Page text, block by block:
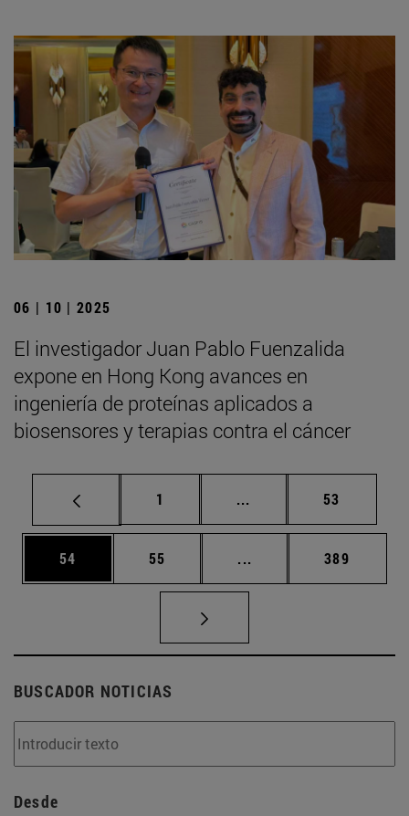
06 | 10 | 2025
El investigador Juan Pablo Fuenzalida
expone en Hong Kong avances en
ingeniería de proteínas aplicados a
biosensores y terapias contra el cáncer
Página
1 ... Páginas intermedias
Página
53
Página
54 Página
55 ... Páginas intermedias
Página
389
BUSCADOR NOTICIAS
Desde